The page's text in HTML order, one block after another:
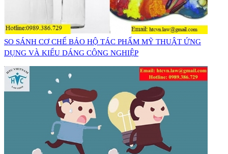
SO SÁNH CƠ CHẾ BẢO HỘ TÁC PHẨM MỸ THUẬT ỨNG
DỤNG VÀ KIỂU DÁNG CÔNG NGHIỆP